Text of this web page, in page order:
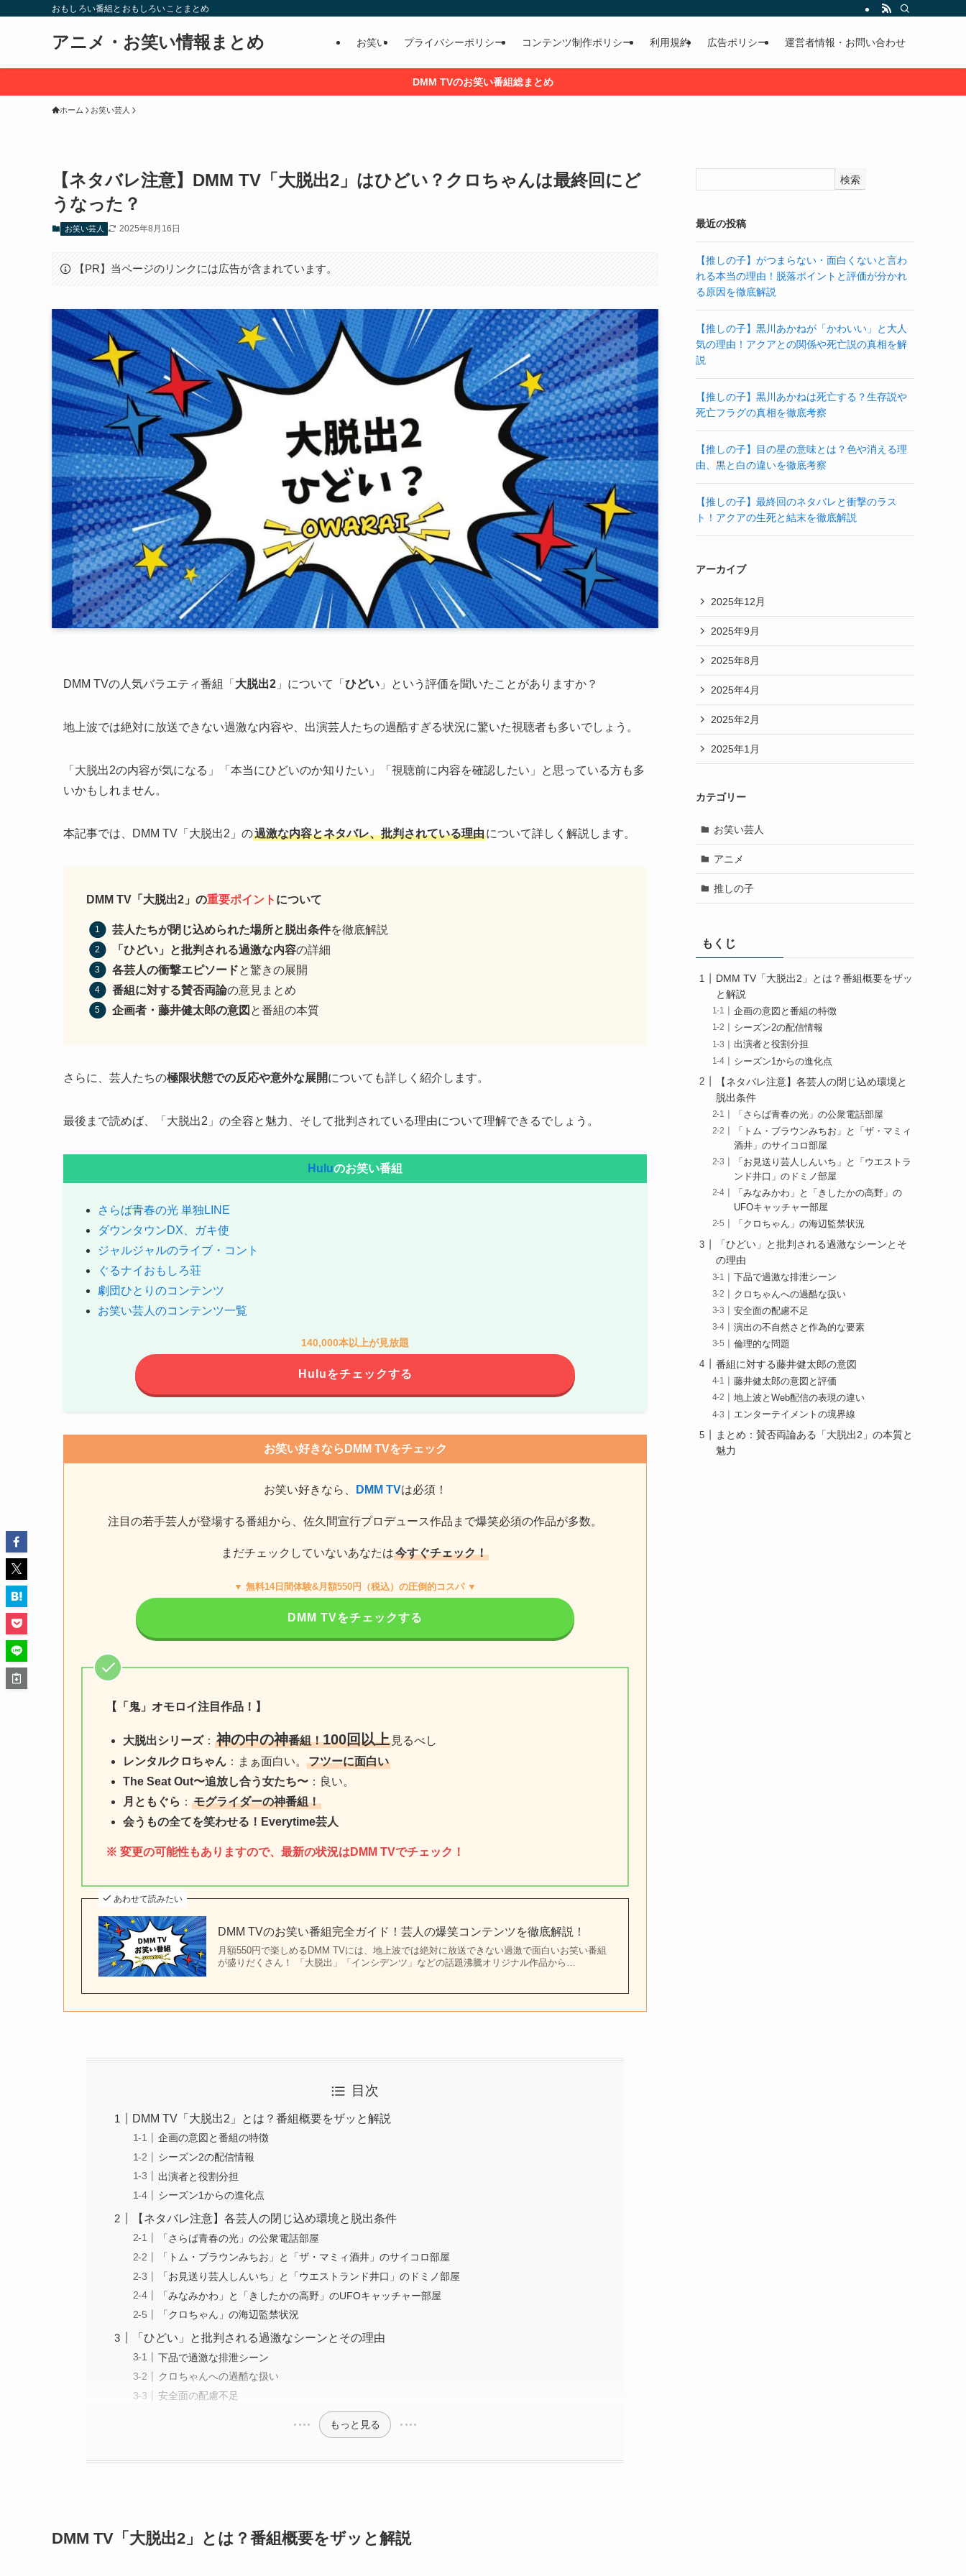
おもしろい番組とおもしろいことまとめ
アニメ・お笑い情報まとめ お笑い プライバシーポリシー コンテンツ制作ポリシー 利用規約 広告ポリシー 運営者情報・お問い合わせ
DMM TVのお笑い番組総まとめ
ホーム お笑い芸人
【ネタバレ注意】DMM TV「大脱出2」はひどい？クロちゃんは最終回にど
うなった？
お笑い芸人 2025年8月16日
【PR】当ページのリンクには広告が含まれています。
DMM TVの人気バラエティ番組「 大脱出2 」について「 ひどい 」という評価を聞いたことがありますか？
地上波では絶対に放送できない過激な内容や、出演芸人たちの過酷すぎる状況に驚いた視聴者も多いでしょう。
「大脱出2の内容が気になる」「本当にひどいのか知りたい」「視聴前に内容を確認したい」と思っている方も多
いかもしれません。
本記事では、DMM TV「大脱出2」の過激な内容とネタバレ、批判されている理由について詳しく解説します。
DMM TV「大脱出2」の重要ポイント について
芸人たちが閉じ込められた場所と脱出条件を徹底解説
「ひどい」と批判される過激な内容の詳細
各芸人の衝撃エピソードと驚きの展開
番組に対する賛否両論の意見まとめ
企画者・藤井健太郎の意図 と番組の本質
さらに、芸人たちの極限状態での反応や意外な展開についても詳しく紹介します。
最後まで読めば、「大脱出2」の全容と魅力、そして批判されている理由について理解できるでしょう。
Huluのお笑い番組
さらば青春の光 単独LINE
ダウンタウンDX、ガキ使
ジャルジャルのライブ・コント
ぐるナイおもしろ荘
劇団ひとりのコンテンツ
お笑い芸人のコンテンツ一覧
140,000本以上が見放題
Huluをチェックする
お笑い好きならDMM TVをチェック
お笑い好きなら、 DMM TVは必須！
注目の若手芸人が登場する番組から、佐久間宣行プロデュース作品まで爆笑必須の作品が多数。
まだチェックしていないあなたは今すぐチェック！
▼ 無料14日間体験&月額550円（税込）の圧倒的コスパ ▼
DMM TVをチェックする
【「鬼」オモロイ注目作品！】
大脱出シリーズ： 神の中の神番組！100回以上 見るべし
レンタルクロちゃん ：まぁ面白い。
フツーに面白い
The Seat Out〜追放し合う女たち〜 ：良い。
月ともぐら ： モグライダーの神番組！
会うもの全てを笑わせる！Everytime芸人
※ 変更の可能性もありますので、最新の状況はDMM TVでチェック！
あわせて読みたい
DMM TVのお笑い番組完全ガイド！芸人の爆笑コンテンツを徹底解説！
月額550円で楽しめるDMM TVには、地上波では絶対に放送できない過激で面白いお笑い番組
が盛りだくさん！ 「大脱出」「インシデンツ」などの話題沸騰オリジナル作品から…
目次
DMM TV「大脱出2」とは？番組概要をザッと解説
企画の意図と番組の特徴
シーズン2の配信情報
出演者と役割分担
シーズン1からの進化点
【ネタバレ注意】各芸人の閉じ込め環境と脱出条件
「さらば青春の光」の公衆電話部屋
「トム・ブラウンみちお」と「ザ・マミィ酒井」のサイコロ部屋
「お見送り芸人しんいち」と「ウエストランド井口」のドミノ部屋
「みなみかわ」と「きしたかの高野」のUFOキャッチャー部屋
「クロちゃん」の海辺監禁状況
「ひどい」と批判される過激なシーンとその理由
下品で過激な排泄シーン
クロちゃんへの過酷な扱い
安全面の配慮不足
もっと見る
DMM TV「大脱出2」とは？番組概要をザッと解説
検索
最近の投稿
【推しの子】がつまらない・面白くないと言わ
れる本当の理由！脱落ポイントと評価が分かれ
る原因を徹底解説
【推しの子】黒川あかねが「かわいい」と大人
気の理由！アクアとの関係や死亡説の真相を解
説
【推しの子】黒川あかねは死亡する？生存説や
死亡フラグの真相を徹底考察
【推しの子】目の星の意味とは？色や消える理
由、黒と白の違いを徹底考察
【推しの子】最終回のネタバレと衝撃のラス
ト！アクアの生死と結末を徹底解説
アーカイブ
2025年12月
2025年9月
2025年8月
2025年4月
2025年2月
2025年1月
カテゴリー
お笑い芸人
アニメ
推しの子
もくじ
DMM TV「大脱出2」とは？番組概要をザッ
と解説
企画の意図と番組の特徴
シーズン2の配信情報
出演者と役割分担
シーズン1からの進化点
【ネタバレ注意】各芸人の閉じ込め環境と
脱出条件
「さらば青春の光」の公衆電話部屋
「トム・ブラウンみちお」と「ザ・マミィ
酒井」のサイコロ部屋
「お見送り芸人しんいち」と「ウエストラ
ンド井口」のドミノ部屋
「みなみかわ」と「きしたかの高野」の
UFOキャッチャー部屋
「クロちゃん」の海辺監禁状況
「ひどい」と批判される過激なシーンとそ
の理由
下品で過激な排泄シーン
クロちゃんへの過酷な扱い
安全面の配慮不足
演出の不自然さと作為的な要素
倫理的な問題
番組に対する藤井健太郎の意図
藤井健太郎の意図と評価
地上波とWeb配信の表現の違い
エンターテイメントの境界線
まとめ：賛否両論ある「大脱出2」の本質と
魅力